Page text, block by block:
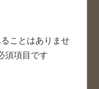
ことはありませ
須項目です